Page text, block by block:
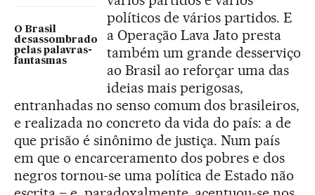
O Brasil
desassombrado
pelas palavras-
fantasmas
políticos de vários partidos. E
a Operação Lava Jato presta
também um grande desserviço
ao Brasil ao reforçar uma das
ideias mais perigosas,
entranhadas no senso comum dos brasileiros,
e realizada no concreto da vida do país: a de
que prisão é sinônimo de justiça. Num país
em que o encarceramento dos pobres e dos
negros tornou-se uma política de Estado não